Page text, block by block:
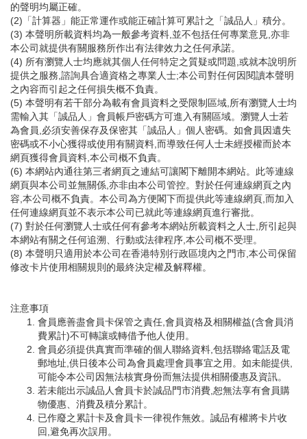
的聲明均屬正確。
(2)「計算器」能正常運作或能正確計算可累計之「誠品人」積分。
(3) 本聲明所載資料均為一般參考資料,並不包括任何專業意見,亦非
本公司就提供有關服務所作出有法律效力之任何承諾。
(4) 所有瀏覽人士均應就其個人任何特定之質疑或問題,或就本說明所
提供之服務,諮詢具合適資格之專業人士;本公司對任何因閱讀本聲明
之內容而引起之任何損失概不負責。
(5) 本聲明有若干部分為載有會員資料之受限制區域,所有瀏覽人士均
需輸入其「誠品人」會員帳戶密碼方可進入有關區域。瀏覽人士若
為會員,必須安善保存及保密其「誠品人」個人密碼。如會員因遺失
密碼或不小心獲得或使用有關資料,而導致任何人士未經授權而於本
網頁獲得會員資料,本公司概不負責。
(6) 本網站內通往第三者網頁之連結可讓閣下離開本網站。此等連線
網頁與本公司並無關係,亦非由本公司管控。對於任何連線網頁之內
容,本公司概不負責。本公司為方便閣下而提供此等連線網頁,而加入
任何連線網頁並不表示本公司已就此等連線網頁進行審批。
(7) 對於任何瀏覽人士或任何有參考本網站所載資料之人士,所引起與
本網站有關之任何追溯、行動或法律程序,本公司概不受理。
(8) 本聲明只適用於本公司在香港特別行政區境內之門市,本公司保留
修改卡片使用相關規則的最終決定權及解釋權。
注意事項
會員應善盡會員卡保管之責任,會員資格及相關權益(含會員消
費累計)不可轉讓或轉借予他人使用。
會員必須提供真實而準確的個人聯絡資料,包括聯絡電話及電
郵地址,供日後本公司為會員處理會員事宜之用。如未能提供,
可能令本公司因無法核實身份而無法提供相關優惠及資訊。
若未能出示誠品人會員卡於誠品門市消費,恕無法享有會員購
物優惠、消費及積分累計。
已作廢之累計卡及會員卡一律視作無效。誠品有權將卡片收
回,避免再次誤用。